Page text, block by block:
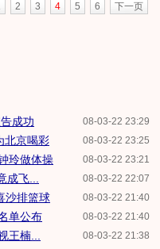
2 3 4 5 6 下一页
08-03-22 23:29
成功
08-03-22 23:25
北京喝彩
08-03-22 23:21
玲做体操
08-03-22 22:07
飞...
08-03-22 21:40
沙排篮球
08-03-22 21:40
单公布
08-03-22 21:38
王楠...